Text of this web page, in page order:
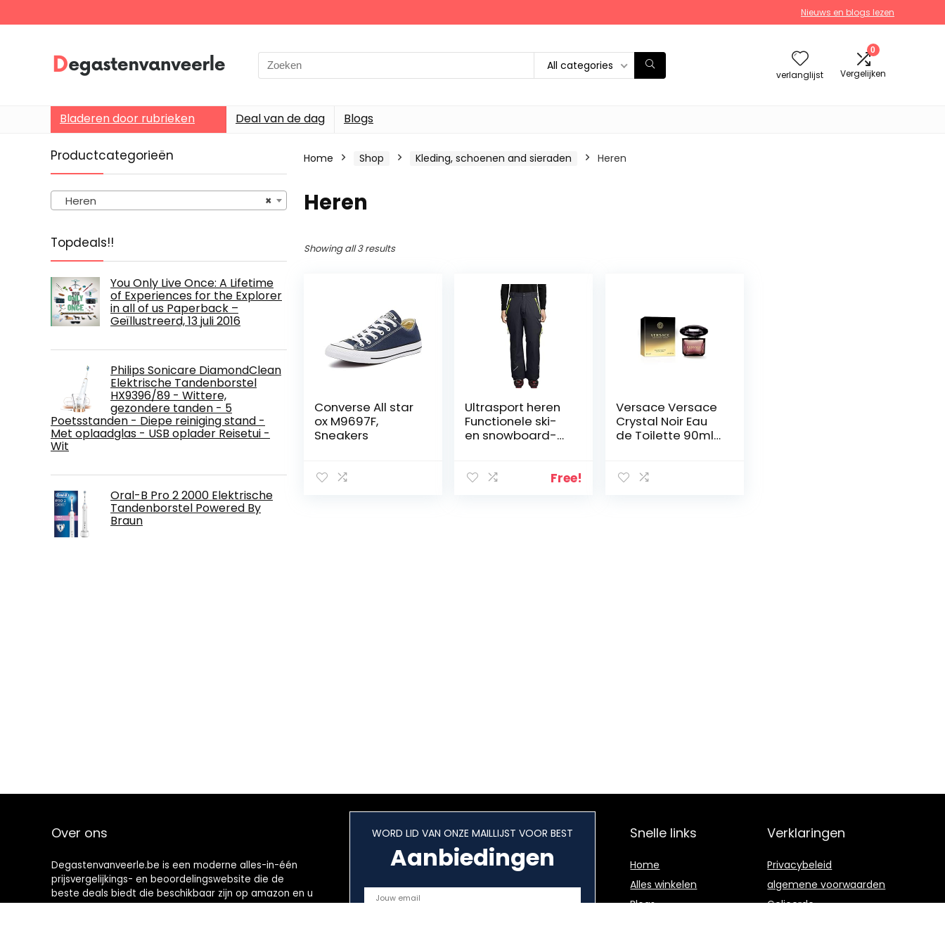
Nieuws en blogs lezen
Search
for:
All categories
verlanglijst
0
Vergelijken
Bladeren door rubrieken Deal van de dag Blogs
Productcategorieën
×
Heren
Topdeals!!
You Only Live Once: A Lifetime
of Experiences for the Explorer
in all of us Paperback –
Geïllustreerd, 13 juli 2016
Philips Sonicare DiamondClean
Elektrische Tandenborstel
HX9396/89 - Wittere,
gezondere tanden - 5
Poetsstanden - Diepe reiniging stand -
Met oplaadglas - USB oplader Reisetui -
Wit
Oral-B Pro 2 2000 Elektrische
Tandenborstel Powered By
Braun
Home Shop Kleding, schoenen and sieraden Heren
Heren
Showing all 3 results
Converse All star
ox M9697F,
Sneakers
Ultrasport heren
Functionele ski-
en snowboard-
Free!
Versace Versace
Crystal Noir Eau
de Toilette 90ml
Over ons
Degastenvanveerle.be is een moderne alles-in-één
prijsvergelijkings- en beoordelingswebsite die de
beste deals biedt die beschikbaar zijn op amazon en u
op de hoogte houdt via de laatst toegevoegde blogs.
WORD LID VAN ONZE MAILLIJST VOOR BEST
Aanbiedingen
Snelle links
Home
Alles winkelen
Blogs
Verklaringen
Privacybeleid
algemene voorwaarden
Gelieerde